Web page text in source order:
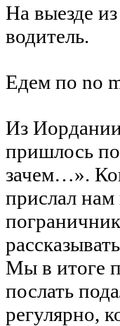
На выезде
водитель.
Едем по no
Из
пришлось
зачем…».
прислал нам
Мы в итоге
послать
регулярно,